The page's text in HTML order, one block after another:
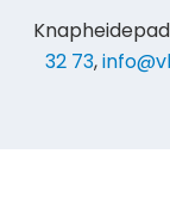
32 73,